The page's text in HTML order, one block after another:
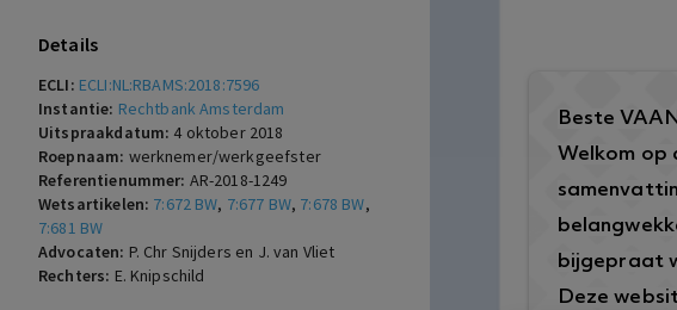
Details
ECLI: ECLI:NL:RBAMS:2018:7596
Instantie: Rechtbank Amsterdam
Uitspraakdatum: 4 oktober 2018
Roepnaam: werknemer/werkgeefster
Referentienummer: AR-2018-1249
Wetsartikelen: 7:672 BW, 7:677 BW, 7:678 BW,
7:681 BW
Advocaten: P. Chr Snijders en J. van Vliet
Rechters: E. Knipschild
Beste
Welkom op
bijgepraat
Deze